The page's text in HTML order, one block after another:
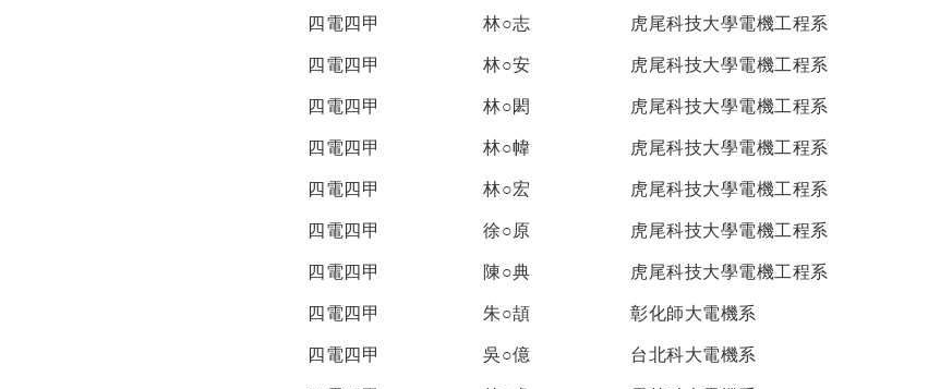
四電四甲 林○志 虎尾科技大學電機工程系
四電四甲 林○安 虎尾科技大學電機工程系
四電四甲 林○閎 虎尾科技大學電機工程系
四電四甲 林○幃 虎尾科技大學電機工程系
四電四甲 林○宏 虎尾科技大學電機工程系
四電四甲 徐○原 虎尾科技大學電機工程系
四電四甲 陳○典 虎尾科技大學電機工程系
四電四甲 朱○頡 彰化師大電機系
四電四甲 吳○億 台北科大電機系